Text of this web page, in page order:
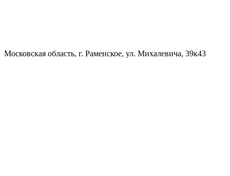
Московская область, г. Раменское, ул. Михалевича, 39к43